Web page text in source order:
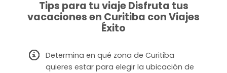
Tips para tu viaje Disfruta tus
vacaciones en Curitiba con Viajes
Éxito
Determina en qué zona de Curitiba
quieres estar para elegir la ubicación de